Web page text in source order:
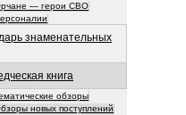
— герои СВО
знаменательных
книга
обзоры
новых поступлений